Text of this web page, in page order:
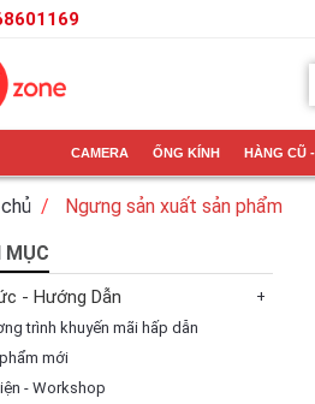
CAMERA ỐNG KÍNH HÀNG CŨ
Ngưng sản xuất sản phẩm
MỤC
- Hướng Dẫn
+
trình khuyến mãi hấp dẫn
mới
- Workshop